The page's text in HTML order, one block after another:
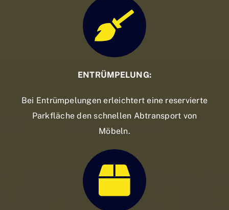
ENTRÜMPELUNG:
Bei Entrümpelungen erleichtert eine reservierte
Parkfläche den schnellen Abtransport von
Möbeln.